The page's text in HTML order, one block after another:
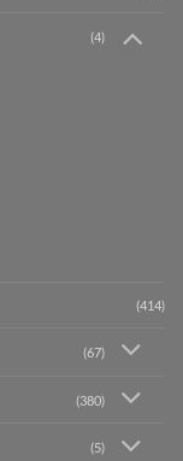
(4)
(414)
(67)
(380)
(5)